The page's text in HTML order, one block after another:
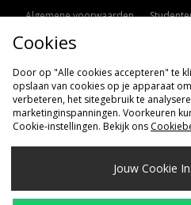
Algemene voorwaarden
Cookie Instellingen
Nederland
Cookies
Door op "Alle cookies accepteren" te
opslaan van cookies op je apparaat
verbeteren, het sitegebruik te
marketinginspanningen. Voorkeuren
Cookie-instellingen. Bekijk ons
Jouw Cookie